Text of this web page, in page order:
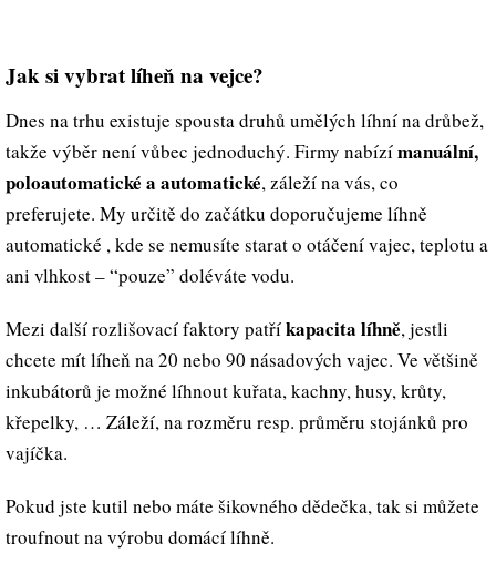
Jak si vybrat líheň na vejce?
Dnes na trhu existuje spousta druhů umělých líhní na drůbež,
takže výběr není vůbec jednoduchý. Firmy nabízímanuální,
poloautomatické a automatické, záleží na vás, co
preferujete. My určitě do začátku doporučujeme líhně
automatické , kde se nemusíte starat o otáčení vajec, teplotu a
ani vlhkost – “pouze” doléváte vodu.
Mezi další rozlišovací faktory patříkapacita líhně, jestli
chcete mít líheň na 20 nebo 90 násadových vajec. Ve většině
inkubátorů je možné líhnout kuřata, kachny, husy, krůty,
křepelky, … Záleží, na rozměru resp. průměru stojánků pro
vajíčka.
Pokud jste kutil nebo máte šikovného dědečka, tak si můžete
troufnout na výrobu domácí líhně.